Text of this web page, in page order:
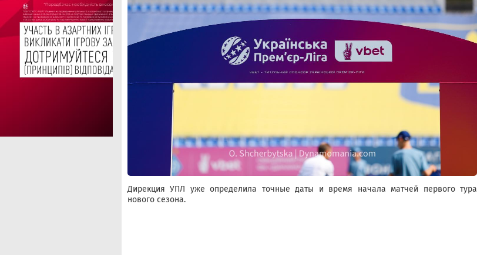
Дирекция УПЛ уже определила точные даты и время начала матчей первого тура
нового сезона.